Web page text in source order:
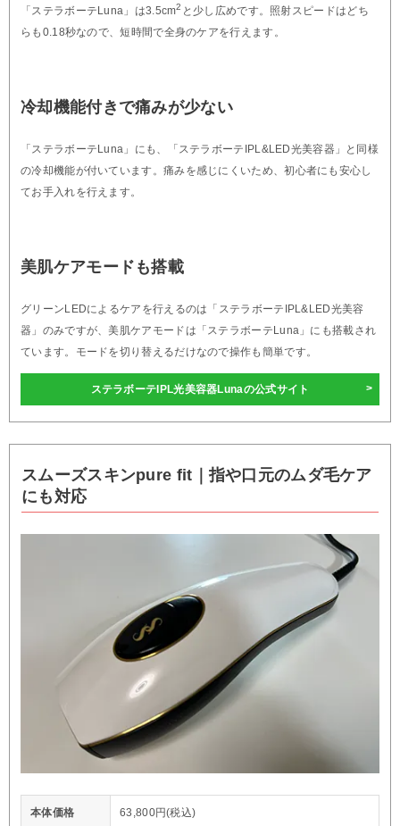
「ステラボーテLuna」は3.5cm2 と少し広めです。照射スピードはどち
らも0.18秒なので、短時間で全身のケアを行えます。
冷却機能付きで痛みが少ない
「ステラボーテLuna」にも、「ステラボーテIPL&LED光美容器」と同様
の冷却機能が付いています。痛みを感じにくいため、初心者にも安心し
てお手入れを行えます。
美肌ケアモードも搭載
グリーンLEDによるケアを行えるのは「ステラボーテIPL&LED光美容
器」のみですが、美肌ケアモードは「ステラボーテLuna」にも搭載され
ています。モードを切り替えるだけなので操作も簡単です。
ステラボーテIPL光美容器Lunaの公式サイト
スムーズスキンpure fit｜指や口元のムダ毛ケア
にも対応
本体価格 63,800円(税込)